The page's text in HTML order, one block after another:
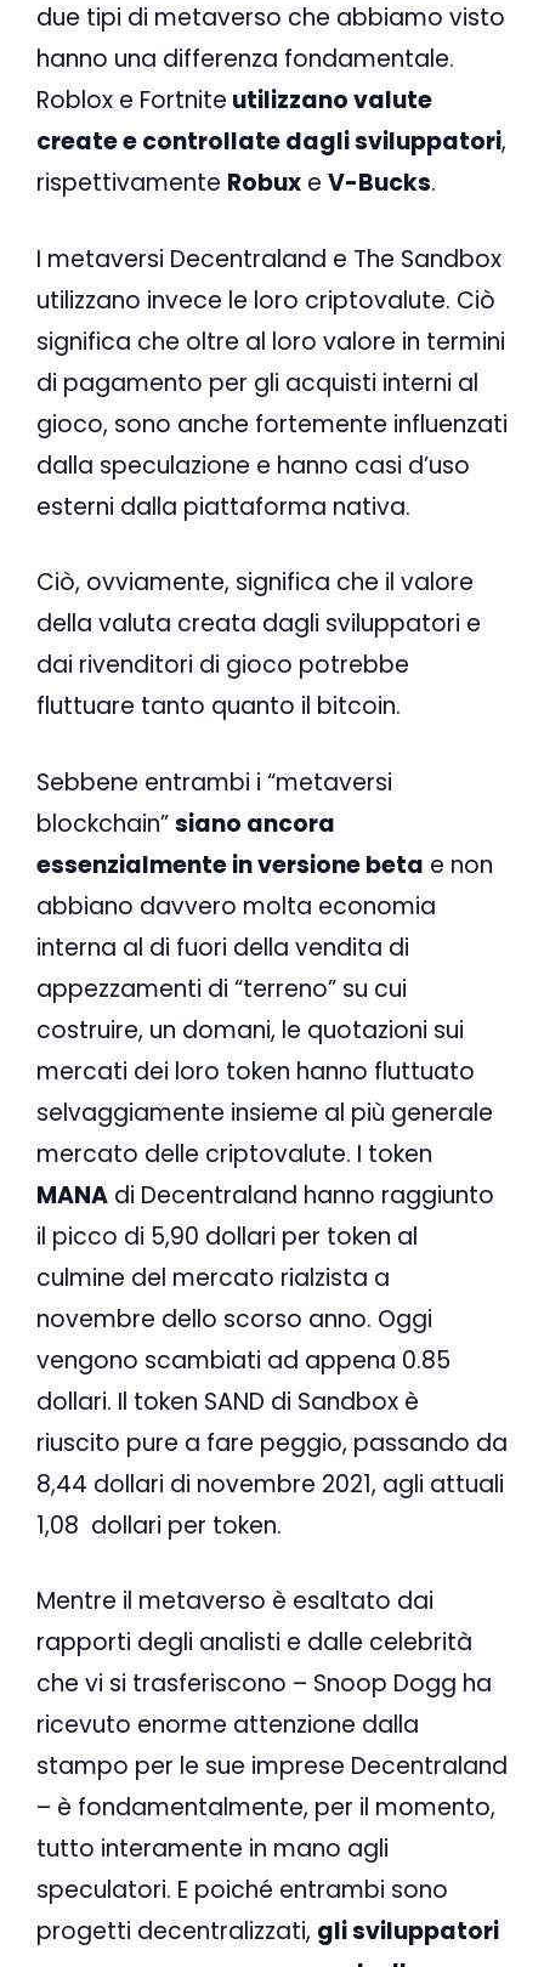
due tipi di metaverso che abbiamo visto
hanno una differenza fondamentale.
Roblox e Fortnite utilizzano valute
create e controllate dagli sviluppatori,
rispettivamente Robux e V-Bucks.
I metaversi Decentraland e The Sandbox
utilizzano invece le loro criptovalute. Ciò
significa che oltre al loro valore in termini
di pagamento per gli acquisti interni al
gioco, sono anche fortemente influenzati
dalla speculazione e hanno casi d’uso
esterni dalla piattaforma nativa.
Ciò, ovviamente, significa che il valore
della valuta creata dagli sviluppatori e
dai rivenditori di gioco potrebbe
fluttuare tanto quanto il bitcoin.
Sebbene entrambi i “metaversi
blockchain”siano ancora
essenzialmente in versione beta e non
abbiano davvero molta economia
interna al di fuori della vendita di
appezzamenti di “terreno” su cui
costruire, un domani, le quotazioni sui
mercati dei loro token hanno fluttuato
selvaggiamente insieme al più generale
mercato delle criptovalute. I token
MANA di Decentraland hanno raggiunto
il picco di 5,90 dollari per token al
culmine del mercato rialzista a
novembre dello scorso anno. Oggi
vengono scambiati ad appena 0.85
dollari. Il token SAND di Sandbox è
riuscito pure a fare peggio, passando da
8,44 dollari di novembre 2021, agli attuali
1,08 dollari per token.
Mentre il metaverso è esaltato dai
rapporti degli analisti e dalle celebrità
che vi si trasferiscono – Snoop Dogg ha
ricevuto enorme attenzione dalla
stampo per le sue imprese Decentraland
– è fondamentalmente, per il momento,
tutto interamente in mano agli
speculatori. E poiché entrambi sono
progetti decentralizzati, gli sviluppatori